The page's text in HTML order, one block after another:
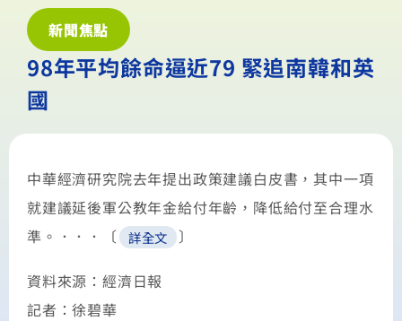
新聞焦點
98年平均餘命逼近79 緊追南韓和英
國
中華經濟研究院去年提出政策建議白皮書，其中一項
就建議延後軍公教年金給付年齡，降低給付至合理水
準。．．．〔
詳全文 〕
資料來源：經濟日報
記者：徐碧華